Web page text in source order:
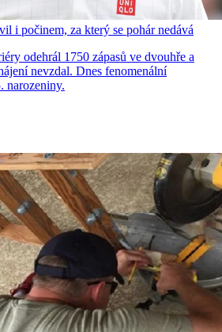
i počinem, za který se pohár nedává
odehrál 1750 zápasů ve dvouhře a
nevzdal. Dnes fenomenální
narozeniny.